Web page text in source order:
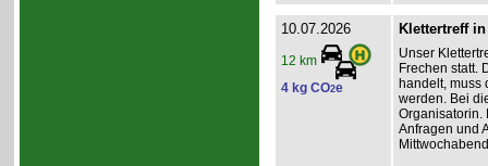
10.07.2026
12 km
4 kg CO2e
Klettertreff
Unser
Frechen statt.
handelt, muss
werden. Bei
Organisatorin.
Anfragen und